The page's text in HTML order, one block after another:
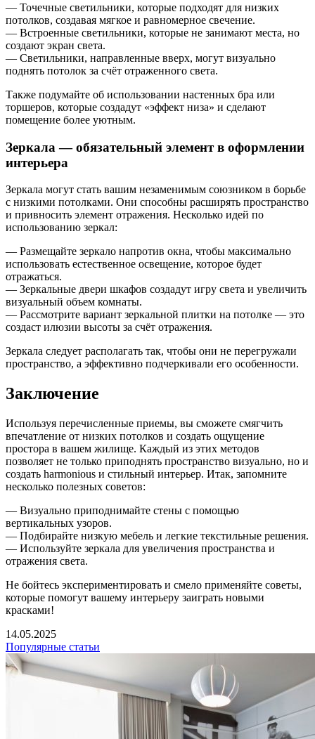
— Точечные светильники, которые подходят для низких
потолков, создавая мягкое и равномерное свечение.
— Встроенные светильники, которые не занимают места, но
создают экран света.
— Светильники, направленные вверх, могут визуально
поднять потолок за счёт отраженного света.
Также подумайте об использовании настенных бра или
торшеров, которые создадут «эффект низа» и сделают
помещение более уютным.
Зеркала — обязательный элемент в оформлении
интерьера
Зеркала могут стать вашим незаменимым союзником в борьбе
с низкими потолками. Они способны расширять пространство
и привносить элемент отражения. Несколько идей по
использованию зеркал:
— Размещайте зеркало напротив окна, чтобы максимально
использовать естественное освещение, которое будет
отражаться.
— Зеркальные двери шкафов создадут игру света и увеличить
визуальный объем комнаты.
— Рассмотрите вариант зеркальной плитки на потолке — это
создаст илюзии высоты за счёт отражения.
Зеркала следует располагать так, чтобы они не перегружали
пространство, а эффективно подчеркивали его особенности.
Заключение
Используя перечисленные приемы, вы сможете смягчить
впечатление от низких потолков и создать ощущение
простора в вашем жилище. Каждый из этих методов
позволяет не только приподнять пространство визуально, но и
создать harmonious и стильный интерьер. Итак, запомните
несколько полезных советов:
— Визуально приподнимайте стены с помощью
вертикальных узоров.
— Подбирайте низкую мебель и легкие текстильные решения.
— Используйте зеркала для увеличения пространства и
отражения света.
Не бойтесь экспериментировать и смело применяйте советы,
которые помогут вашему интерьеру заиграть новыми
красками!
14.05.2025
Популярные статьи